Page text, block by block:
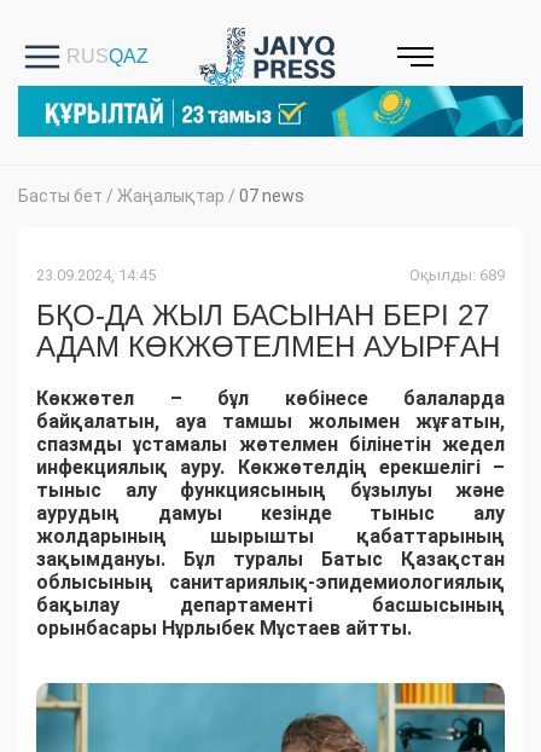
Басты бет / Жаңалықтар / 07 news
23.09.2024, 14:45 Оқылды: 689
БҚО-ДА ЖЫЛ БАСЫНАН БЕРІ 27
АДАМ КӨКЖӨТЕЛМЕН АУЫРҒАН
Көкжөтел – бұл көбінесе балаларда
байқалатын, ауа тамшы жолымен жұғатын,
спазмды ұстамалы жөтелмен білінетін жедел
инфекциялық ауру. Көкжөтелдің ерекшелігі –
тыныс алу функциясының бұзылуы және
аурудың дамуы кезінде тыныс алу
жолдарының шырышты қабаттарының
зақымдануы. Бұл туралы Батыс Қазақстан
облысының санитариялық-эпидемиологиялық
бақылау департаменті басшысының
орынбасары Нұрлыбек Мұстаев айтты.